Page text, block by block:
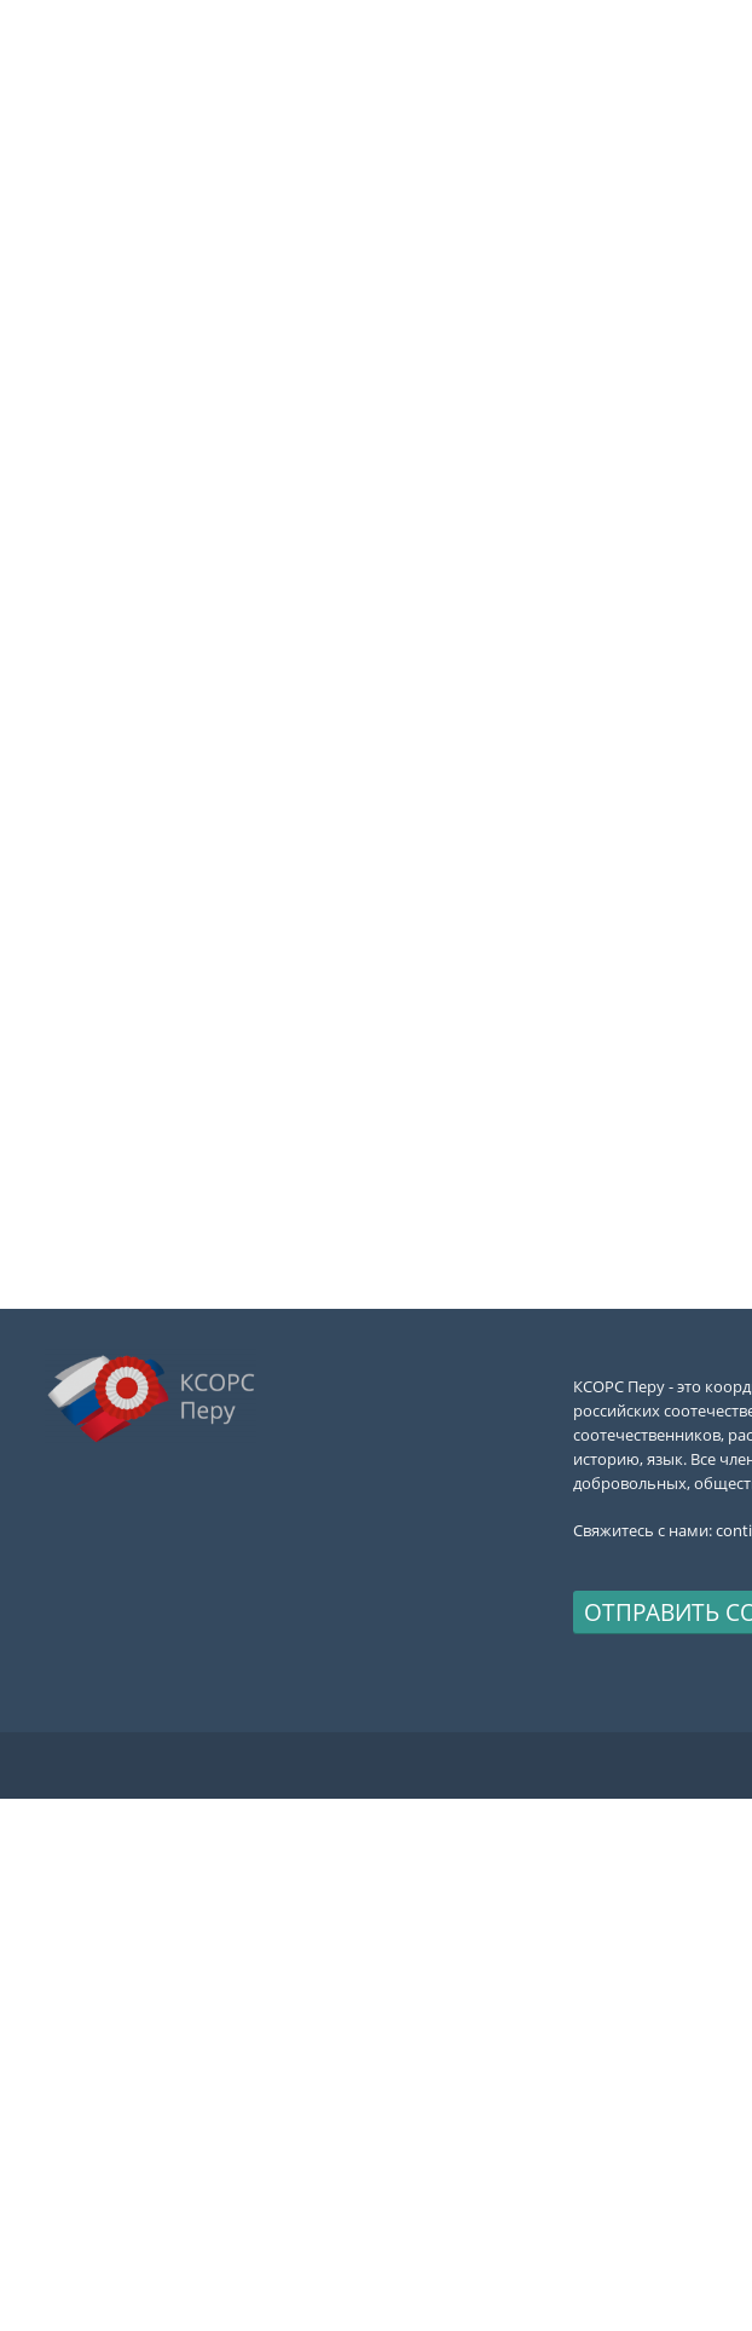
КСОРС Перу - это
российских
соотечественников,
историю, язык. Все
добровольных,
Свяжитесь с нами:
ОТПРАВИТЬ